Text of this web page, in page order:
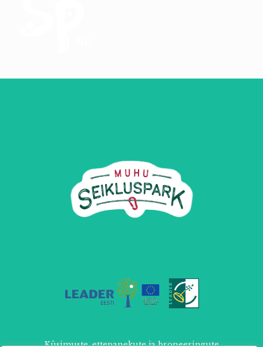
Küsimuste, ettepanekute ja broneeringute